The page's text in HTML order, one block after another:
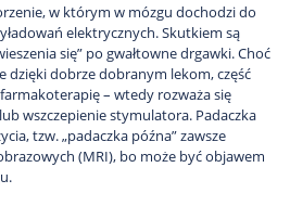
w którym w mózgu dochodzi do
elektrycznych. Skutkiem są
się” po gwałtowne drgawki. Choć
dzięki dobrze dobranym lekom, część
– wtedy rozważa się
wszczepienie stymulatora. Padaczka
tzw. „padaczka późna” zawsze
(MRI), bo może być objawem